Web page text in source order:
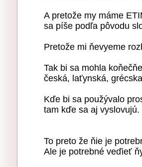
A pretože my máme
sa píše podľa pôvodu
Pretože mi ňevyeme
Tak bi sa mohla
česká, laťynská,
Kďe bi sa použývalo
tam kďe sa aj vyslovujú.
To preto že ňie je
Ale je potrebné veďieť